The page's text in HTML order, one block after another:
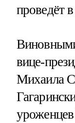
проведёт
вице-
Михаила